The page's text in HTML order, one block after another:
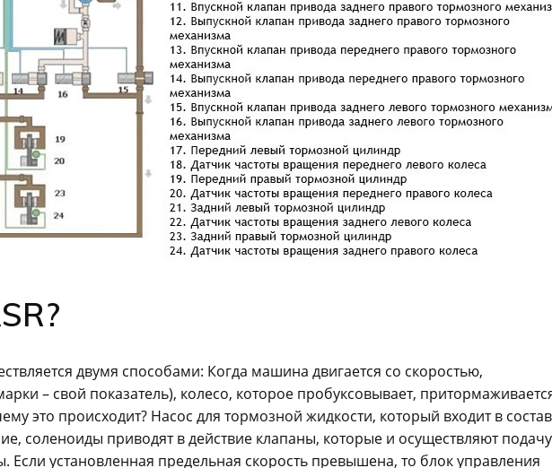
двумя способами: Когда машина двигается со скоростью,
– свой показатель), колесо, которое пробуксовывает,
это происходит? Насос для тормозной жидкости, который входит в состав
соленоиды приводят в действие клапаны, которые и осуществляют подачу
установленная предельная скорость превышена, то блок управления